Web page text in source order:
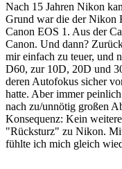
Nach 15 Jahren Nikon
Grund war die der Nikon
Canon EOS 1. Aus der
Canon. Und dann?
mir einfach zu teuer, und
D60, zur 10D, 20D und
deren Autofokus sicher
hatte. Aber immer
nach zu/unnötig großen
Konsequenz: Kein
"Rücksturz" zu Nikon.
fühlte ich mich gleich